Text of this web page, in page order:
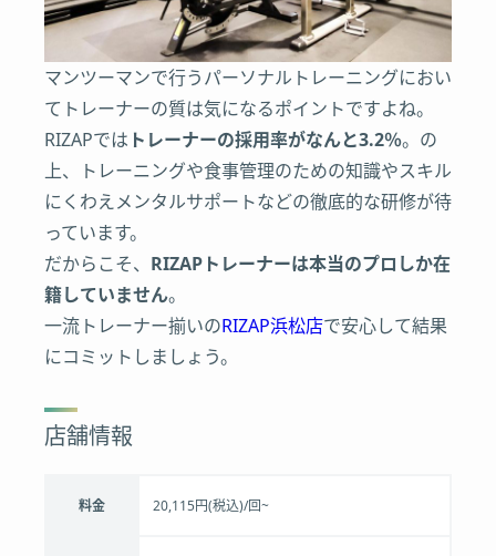
マンツーマンで行うパーソナルトレーニングにおい
てトレーナーの質は気になるポイントですよね。
RIZAPでは トレーナーの採用率がなんと3.2％。の
上、トレーニングや食事管理のための知識やスキル
にくわえメンタルサポートなどの徹底的な研修が待
っています。
だからこそ、 RIZAPトレーナーは本当のプロしか在
籍していません。
一流トレーナー揃いのRIZAP浜松店で安心して結果
にコミットしましょう。
店舗情報
料金 20,115円(税込)/回~